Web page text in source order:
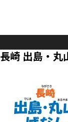
長崎 出島・丸